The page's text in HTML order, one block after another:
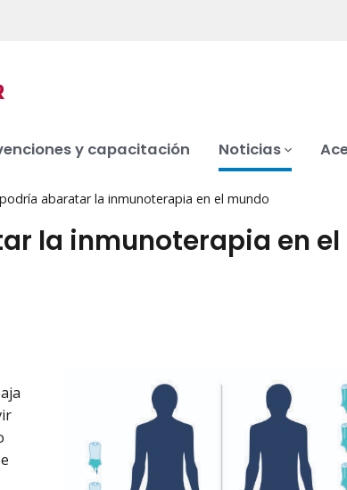
y capacitación Noticias
abaratar la inmunoterapia en el mundo
la inmunoterapia en el